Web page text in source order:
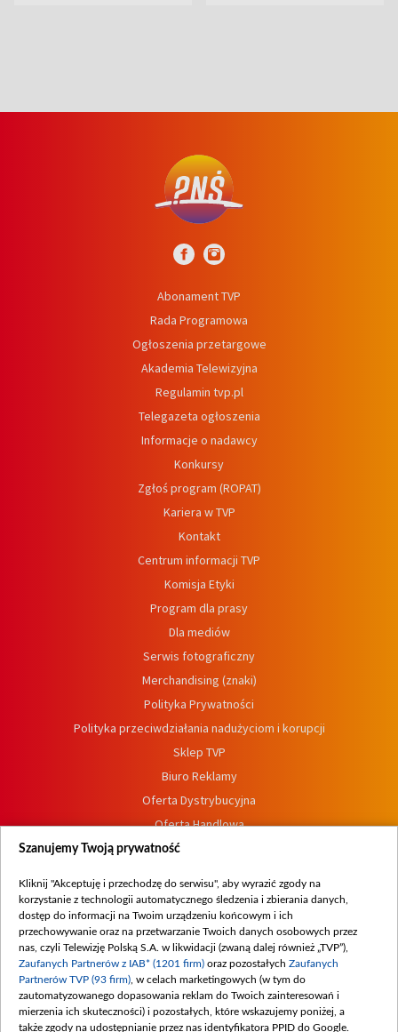
Abonament TVP
Rada Programowa
Ogłoszenia przetargowe
Akademia Telewizyjna
Regulamin tvp.pl
Telegazeta ogłoszenia
Informacje o nadawcy
Konkursy
Zgłoś program (ROPAT)
Kariera w TVP
Kontakt
Centrum informacji TVP
Komisja Etyki
Program dla prasy
Dla mediów
Serwis fotograficzny
Merchandising (znaki)
Polityka Prywatności
Polityka przeciwdziałania nadużyciom i korupcji
Sklep TVP
Biuro Reklamy
Oferta Dystrybucyjna
Oferta Handlowa
Dostępność
Procedura zgłoszeń wewnętrznych
Szanujemy Twoją prywatność
Kliknij "Akceptuję i przechodzę do serwisu", aby wyrazić zgody na
korzystanie z technologii automatycznego śledzenia i zbierania danych,
dostęp do informacji na Twoim urządzeniu końcowym i ich
przechowywanie oraz na przetwarzanie Twoich danych osobowych przez
nas, czyli Telewizję Polską S.A. w likwidacji (zwaną dalej również „TVP”),
Zaufanych Partnerów z IAB* (1201 firm) oraz pozostałych Zaufanych
Partnerów TVP (93 firm) , w celach marketingowych (w tym do
zautomatyzowanego dopasowania reklam do Twoich zainteresowań i
mierzenia ich skuteczności) i pozostałych, które wskazujemy poniżej, a
także zgody na udostępnianie przez nas identyfikatora PPID do Google.